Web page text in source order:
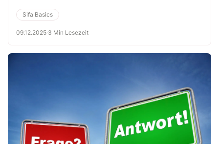
Unfallabläufen habe ich gesehen, dass mindestens eines dieser „3
U“ immer beteiligt ist.
Sifa Basics
09.12.2025·3 Min Lesezeit